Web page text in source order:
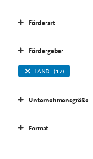
Förderart
Fördergeber
LAND (17)
Unternehmensgröße
Format